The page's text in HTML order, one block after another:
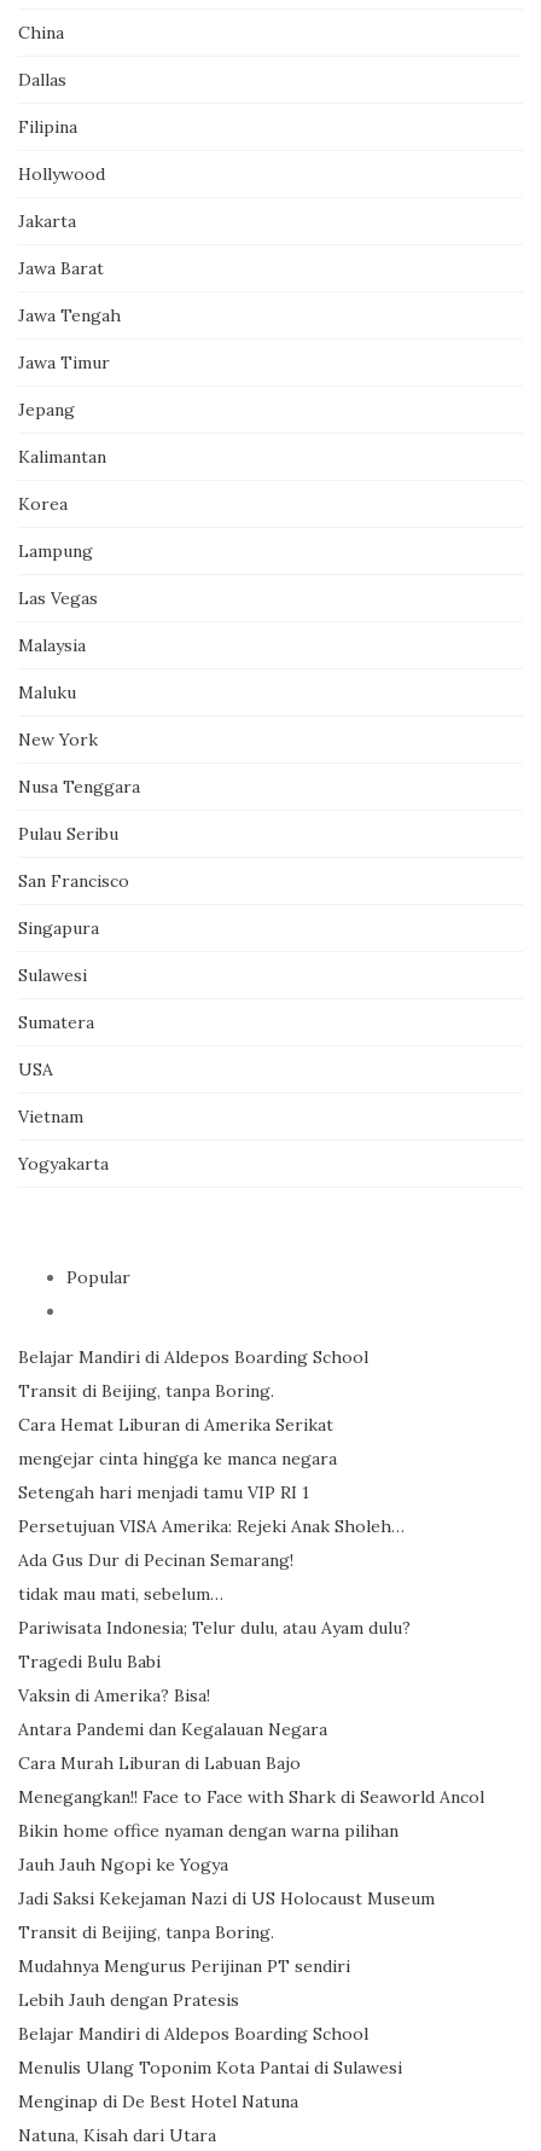
China
Dallas
Filipina
Hollywood
Jakarta
Jawa Barat
Jawa Tengah
Jawa Timur
Jepang
Kalimantan
Korea
Lampung
Las Vegas
Malaysia
Maluku
New York
Nusa Tenggara
Pulau Seribu
San Francisco
Singapura
Sulawesi
Sumatera
USA
Vietnam
Yogyakarta
Popular
Belajar Mandiri di Aldepos Boarding School
Transit di Beijing, tanpa Boring.
Cara Hemat Liburan di Amerika Serikat
mengejar cinta hingga ke manca negara
Setengah hari menjadi tamu VIP RI 1
Persetujuan VISA Amerika: Rejeki Anak Sholeh…
Ada Gus Dur di Pecinan Semarang!
tidak mau mati, sebelum…
Pariwisata Indonesia; Telur dulu, atau Ayam dulu?
Tragedi Bulu Babi
Vaksin di Amerika? Bisa!
Antara Pandemi dan Kegalauan Negara
Cara Murah Liburan di Labuan Bajo
Menegangkan!! Face to Face with Shark di Seaworld Ancol
Bikin home office nyaman dengan warna pilihan
Jauh Jauh Ngopi ke Yogya
Jadi Saksi Kekejaman Nazi di US Holocaust Museum
Transit di Beijing, tanpa Boring.
Mudahnya Mengurus Perijinan PT sendiri
Lebih Jauh dengan Pratesis
Belajar Mandiri di Aldepos Boarding School
Menulis Ulang Toponim Kota Pantai di Sulawesi
Menginap di De Best Hotel Natuna
Natuna, Kisah dari Utara